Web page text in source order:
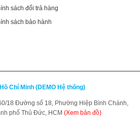
sách đổi trả hàng
sách bảo hành
Chí Minh (DEMO Hệ thống)
18 Đường số 18, Phường Hiệp Bình Chánh,
phố Thủ Đức, HCM (Xem bản đồ)